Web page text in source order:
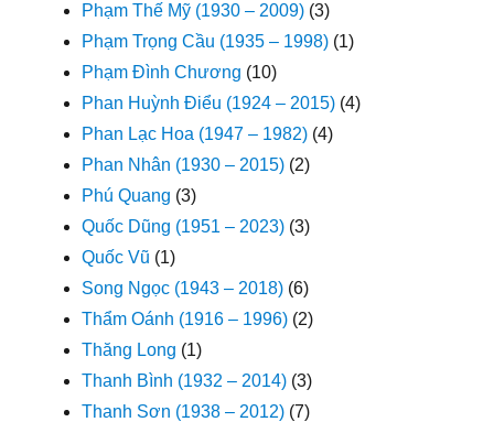
Phạm Thế Mỹ (1930 – 2009) (3)
Phạm Trọng Cầu (1935 – 1998) (1)
Phạm Đình Chương (10)
Phan Huỳnh Điểu (1924 – 2015) (4)
Phan Lạc Hoa (1947 – 1982) (4)
Phan Nhân (1930 – 2015) (2)
Phú Quang (3)
Quốc Dũng (1951 – 2023) (3)
Quốc Vũ (1)
Song Ngọc (1943 – 2018) (6)
Thẩm Oánh (1916 – 1996) (2)
Thăng Long (1)
Thanh Bình (1932 – 2014) (3)
Thanh Sơn (1938 – 2012) (7)